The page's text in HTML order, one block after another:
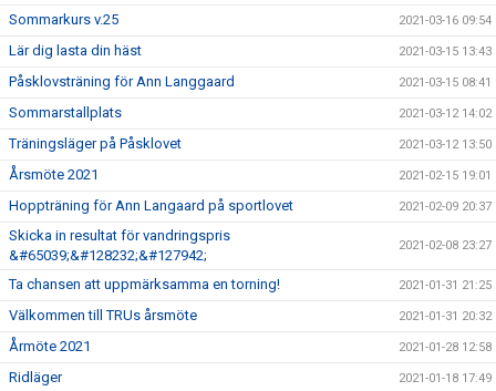
Sommarkurs v.25 2021-03-16 09:54
Lär dig lasta din häst 2021-03-15 13:43
Påsklovsträning för Ann Langgaard 2021-03-15 08:41
Sommarstallplats 2021-03-12 14:02
Träningsläger på Påsklovet 2021-03-12 13:50
Årsmöte 2021 2021-02-15 19:01
Hoppträning för Ann Langaard på sportlovet 2021-02-09 20:37
Skicka in resultat för vandringspris
&#65039;&#128232;&#127942;
2021-02-08 23:27
Ta chansen att uppmärksamma en torning! 2021-01-31 21:25
Välkommen till TRUs årsmöte 2021-01-31 20:32
Årmöte 2021 2021-01-28 12:58
Ridläger 2021-01-18 17:49